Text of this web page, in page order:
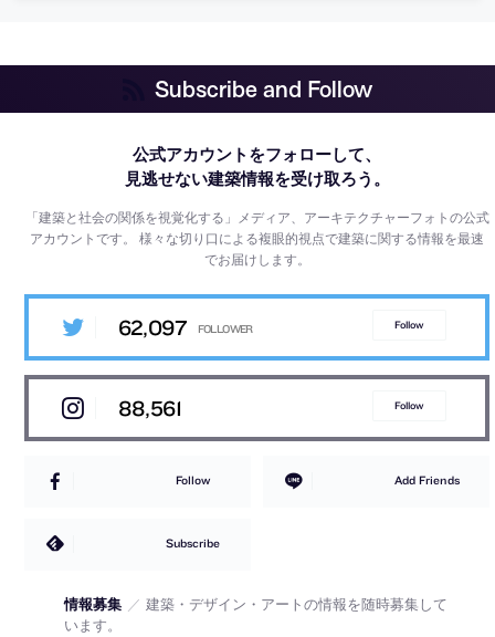
Subscribe and Follow
公式アカウントをフォローして、
見逃せない建築情報を受け取ろう。
「建築と社会の関係を視覚化する」メディア、アーキテクチャーフォトの公式
アカウントです。様々な切り口による複眼的視点で建築に関する情報を最速
でお届けします。
62,097 Follow
88,561 Follow
Follow Add Friends
Subscribe
情報募集 ／ 建築・デザイン・アートの情報を随時募集して
います。